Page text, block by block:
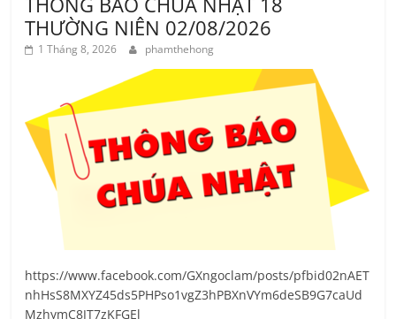
THƯỜNG NIÊN 02/08/2026
1 Tháng 8, 2026 phamthehong
https://www.facebook.com/GXngoclam/posts/pfbid02nAET
nhHsS8MXYZ45ds5PHPso1vgZ3hPBXnVYm6deSB9G7caUd
MzhymC8JT7zKFGEl